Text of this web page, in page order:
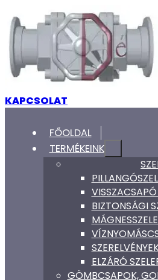
KAPCSOLAT
FŐOLDAL
TERMÉKEINK
VISSZACSAPÓ
BIZTONSÁGI
ELZÁRÓ
GÖMBCSAPOK,